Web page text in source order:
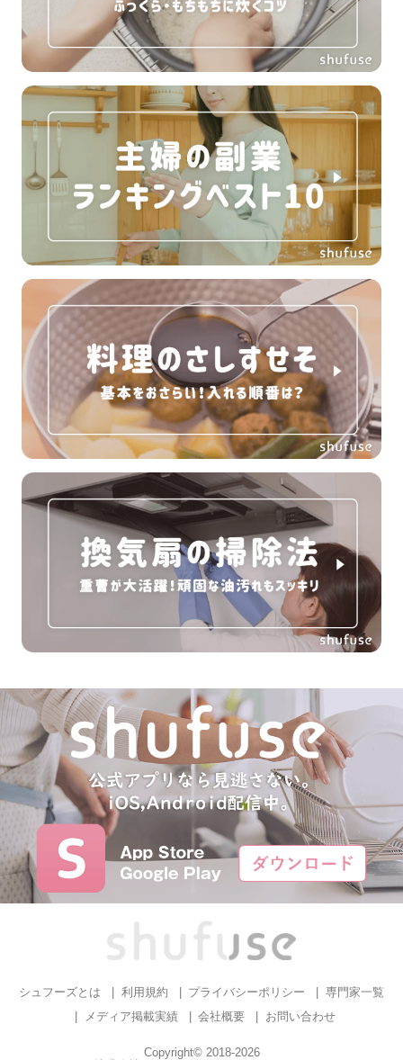
シュフーズとは 利用規約 プライバシーポリシー
専門家一覧
メディア掲載実績
会社概要 お問い合わせ
Copyright© 2018-2026